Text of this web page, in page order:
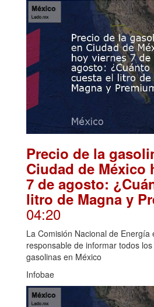
Precio de la
Ciudad de México
7 de agosto:
litro de Magna y
04:20
La Comisión Nacional de Energía
responsable de informar todos
gasolinas en México
Infobae